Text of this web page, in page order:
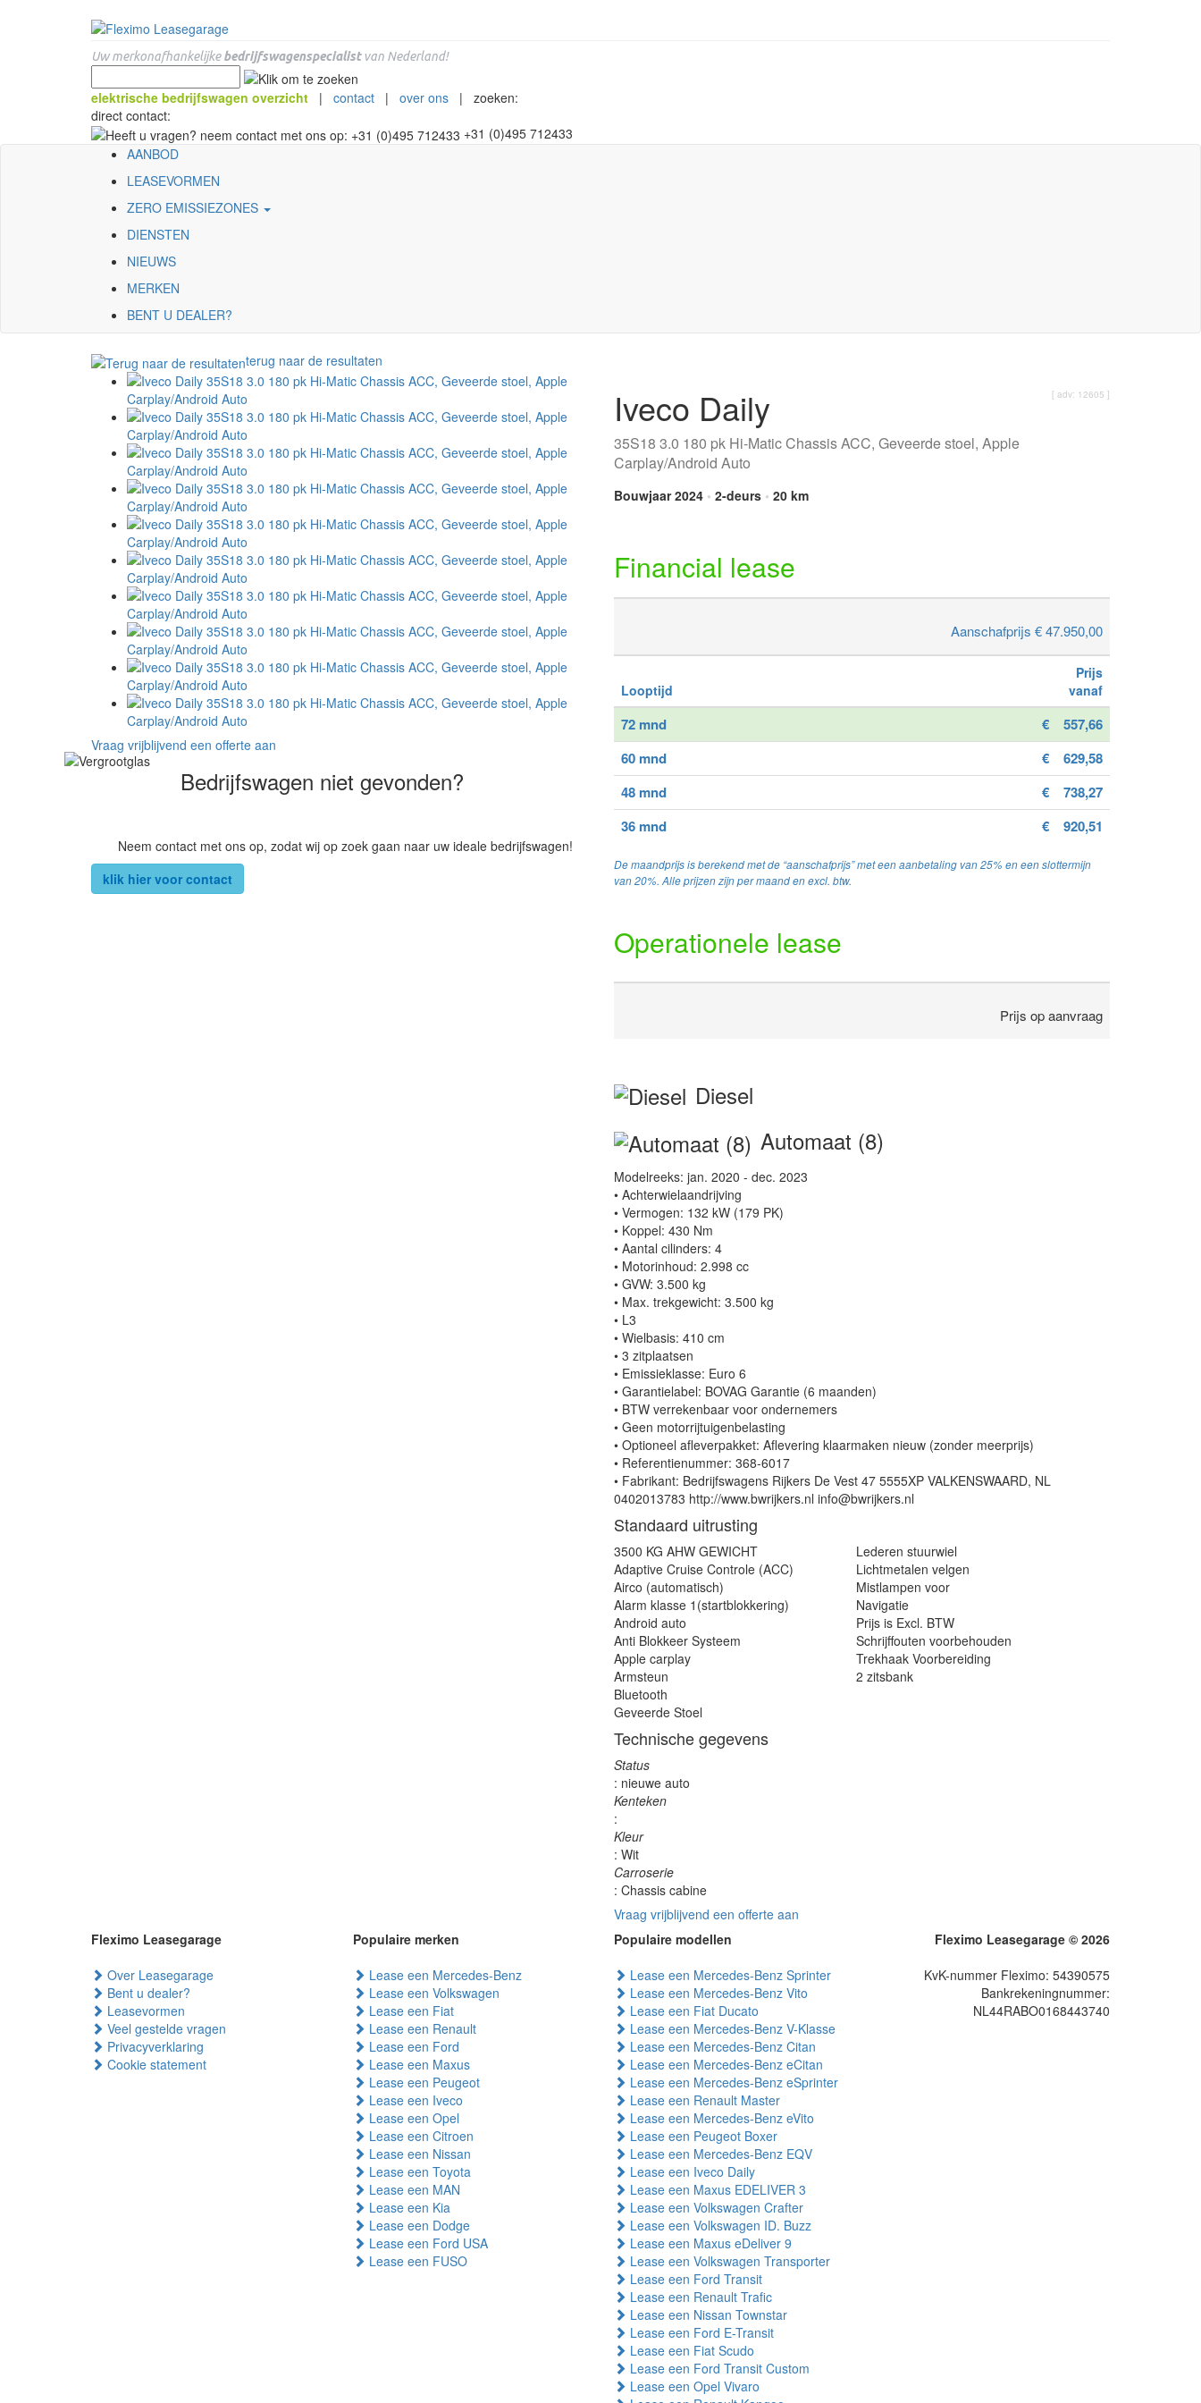
Uw merkonafhankelijkebedrijfswagenspecialistvan Nederland!
elektrische bedrijfswagen overzicht | contact | over ons | zoeken:
direct contact:
+31 (0)495 712433
AANBOD
LEASEVORMEN
ZERO EMISSIEZONES
DIENSTEN
NIEUWS
MERKEN
BENT U DEALER?
terug naar de resultaten
Vraag vrijblijvend een offerte aan
Bedrijfswagen niet gevonden?
Neem contact met ons op, zodat wij op zoek gaan naar uw ideale bedrijfswagen!
klik hier voor contact
[ adv: 12605 ]
Iveco Daily
35S18 3.0 180 pk Hi-Matic Chassis ACC, Geveerde stoel, Apple
Carplay/Android Auto
Bouwjaar 2024 • 2-deurs • 20 km
Financial lease
Aanschafprijs € 47.950,00
Looptijd
Prijs
vanaf
72 mnd €
557,66
60 mnd
€
629,58
48 mnd
€
738,27
36 mnd
€ 920,51
De maandprijs is berekend met de “aanschafprijs” met een aanbetaling van 25% en een slottermijn
van 20%. Alle prijzen zijn per maand en excl. btw.
Operationele lease
Prijs op aanvraag
Diesel
Automaat (8)
Modelreeks: jan. 2020 - dec. 2023
• Achterwielaandrijving
• Vermogen: 132 kW (179 PK)
• Koppel: 430 Nm
• Aantal cilinders: 4
• Motorinhoud: 2.998 cc
• GVW: 3.500 kg
• Max. trekgewicht: 3.500 kg
• L3
• Wielbasis: 410 cm
• 3 zitplaatsen
• Emissieklasse: Euro 6
• Garantielabel: BOVAG Garantie (6 maanden)
• BTW verrekenbaar voor ondernemers
• Geen motorrijtuigenbelasting
• Optioneel afleverpakket: Aflevering klaarmaken nieuw (zonder meerprijs)
• Referentienummer: 368-6017
• Fabrikant: Bedrijfswagens Rijkers De Vest 47 5555XP VALKENSWAARD, NL
0402013783 http://www.bwrijkers.nl info@bwrijkers.nl
Standaard uitrusting
3500 KG AHW GEWICHT
Adaptive Cruise Controle (ACC)
Airco (automatisch)
Alarm klasse 1(startblokkering)
Android auto
Anti Blokkeer Systeem
Apple carplay
Armsteun
Bluetooth
Geveerde Stoel
Lederen stuurwiel
Lichtmetalen velgen
Mistlampen voor
Navigatie
Prijs is Excl. BTW
Schrijffouten voorbehouden
Trekhaak Voorbereiding
2 zitsbank
Technische gegevens
Status
: nieuwe auto
Kenteken
:
Kleur
: Wit
Carroserie
: Chassis cabine
Vraag vrijblijvend een offerte aan
Fleximo Leasegarage
Over Leasegarage
Bent u dealer?
Leasevormen
Veel gestelde vragen
Privacyverklaring
Cookie statement
Populaire merken
Lease een Mercedes-Benz
Lease een Volkswagen
Lease een Fiat
Lease een Renault
Lease een Ford
Lease een Maxus
Lease een Peugeot
Lease een Iveco
Lease een Opel
Lease een Citroen
Lease een Nissan
Lease een Toyota
Lease een MAN
Lease een Kia
Lease een Dodge
Lease een Ford USA
Lease een FUSO
Populaire modellen
Lease een Mercedes-Benz Sprinter
Lease een Mercedes-Benz Vito
Lease een Fiat Ducato
Lease een Mercedes-Benz V-Klasse
Lease een Mercedes-Benz Citan
Lease een Mercedes-Benz eCitan
Lease een Mercedes-Benz eSprinter
Lease een Renault Master
Lease een Mercedes-Benz eVito
Lease een Peugeot Boxer
Lease een Mercedes-Benz EQV
Lease een Iveco Daily
Lease een Maxus EDELIVER 3
Lease een Volkswagen Crafter
Lease een Volkswagen ID. Buzz
Lease een Maxus eDeliver 9
Lease een Volkswagen Transporter
Lease een Ford Transit
Lease een Renault Trafic
Lease een Nissan Townstar
Lease een Ford E-Transit
Lease een Fiat Scudo
Lease een Ford Transit Custom
Lease een Opel Vivaro
Fleximo Leasegarage © 2026
KvK-nummer Fleximo: 54390575
Bankrekeningnummer:
NL44RABO0168443740